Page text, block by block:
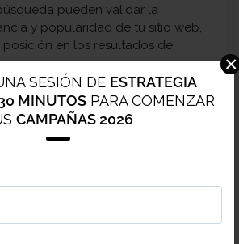
SESIÓN DE ESTRATEGIA
MINUTOS PARA COMENZAR
CAMPAÑAS 2026
×
pueden validar la
y popularidad de tu sitio web,
en los resultados de
efectivas de SEO off
puede obtener:
: Con una mejor autoridad y